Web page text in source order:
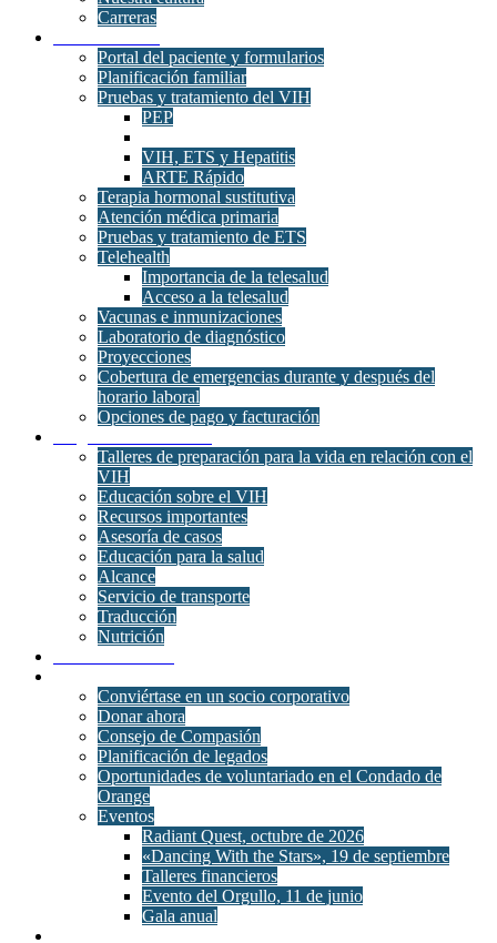
Carreras
Portal del paciente y formularios
Planificación familiar
Pruebas y tratamiento del VIH
PEP
VIH, ETS y Hepatitis
ARTE Rápido
Terapia hormonal sustitutiva
Atención médica primaria
Pruebas y tratamiento de ETS
Telehealth
Importancia de la telesalud
Acceso a la telesalud
Vacunas e inmunizaciones
Laboratorio de diagnóstico
Proyecciones
Cobertura de emergencias durante y después del
horario laboral
Opciones de pago y facturación
Talleres de preparación para la vida en relación con el
VIH
Educación sobre el VIH
Recursos importantes
Asesoría de casos
Educación para la salud
Alcance
Servicio de transporte
Traducción
Nutrición
Conviértase en un socio corporativo
Donar ahora
Consejo de Compasión
Planificación de legados
Oportunidades de voluntariado en el Condado de
Orange
Eventos
Radiant Quest, octubre de 2026
«Dancing With the Stars», 19 de septiembre
Talleres financieros
Evento del Orgullo, 11 de junio
Gala anual